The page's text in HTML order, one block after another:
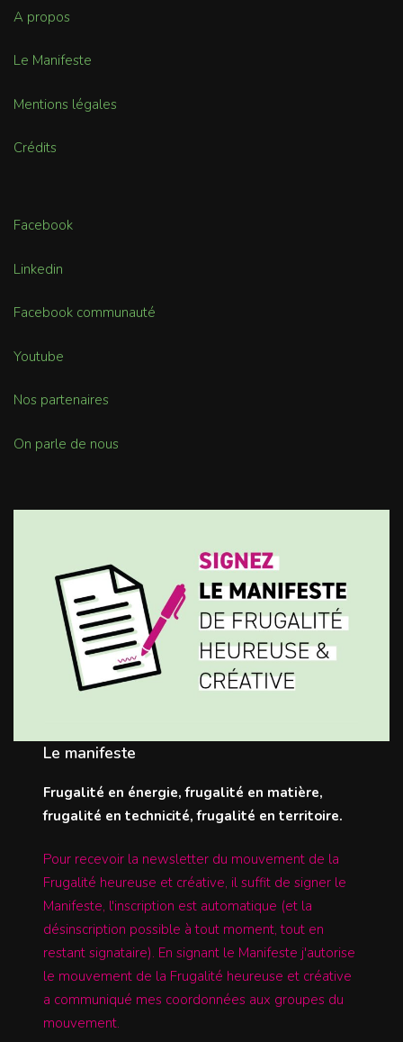
A propos
Le Manifeste
Mentions légales
Crédits
Facebook
Linkedin
Facebook communauté
Youtube
Nos partenaires
On parle de nous
Le manifeste
Frugalité en énergie, frugalité en matière,
frugalité en technicité, frugalité en territoire.
Pour recevoir la newsletter du mouvement de la
Frugalité heureuse et créative, il suffit de signer le
Manifeste, l'inscription est automatique (et la
désinscription possible à tout moment, tout en
restant signataire). En signant le Manifeste j'autorise
le mouvement de la Frugalité heureuse et créative
a communiqué mes coordonnées aux groupes du
mouvement.